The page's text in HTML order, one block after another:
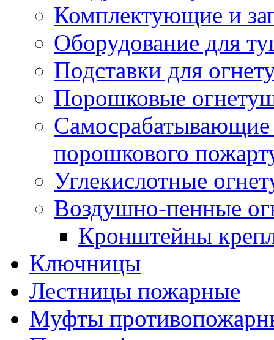
Комплектующие и
Оборудование для
Подставки для
Порошковые
порошкового
Углекислотные
Воздушно-пенные
Кронштейны
Ключницы
Лестницы пожарные
Муфты